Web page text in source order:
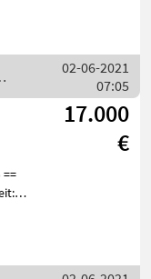
02-06-2021
07:05
17.000
€
==
400
mm